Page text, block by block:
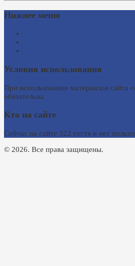
Нижнее меню
Условия использования
При использовании материалов сайта
обязательна.
Кто на сайте
Сейчас на сайте 322 гостя и нет
© 2026. Все права защищены.